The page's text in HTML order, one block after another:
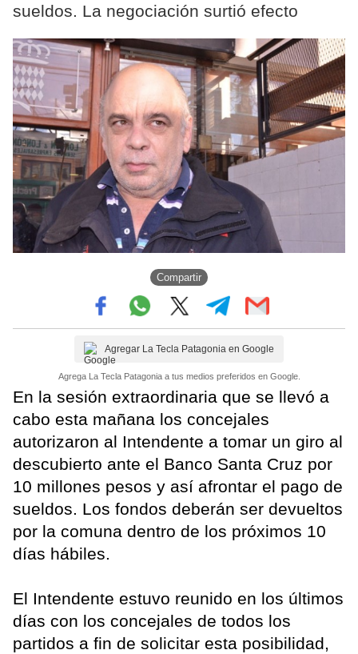
sueldos. La negociación surtió efecto
Compartir
Agregar La Tecla Patagonia en Google
Agrega La Tecla Patagonia a tus medios preferidos en Google.
En la sesión extraordinaria que se llevó a
cabo esta mañana los concejales
autorizaron al Intendente a tomar un giro al
descubierto ante el Banco Santa Cruz por
10 millones pesos y así afrontar el pago de
sueldos. Los fondos deberán ser devueltos
por la comuna dentro de los próximos 10
días hábiles.
El Intendente estuvo reunido en los últimos
días con los concejales de todos los
partidos a fin de solicitar esta posibilidad,